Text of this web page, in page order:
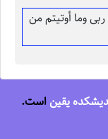
وما أوتیتم من
یقین است.